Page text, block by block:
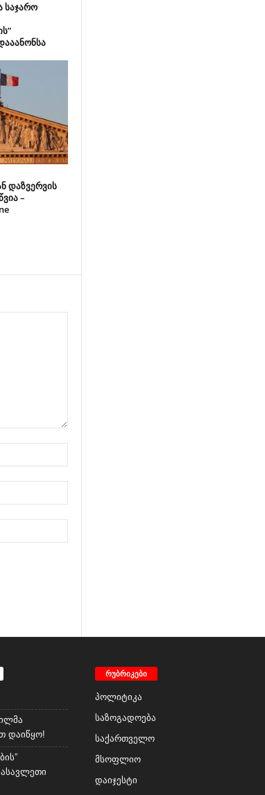
საჯარო
დაზვერვის
–
დაიწყო!
რუბრიკები
პოლიტიკა
საზოგადოება
საქართველო
მსოფლიო
დაიჯესტი